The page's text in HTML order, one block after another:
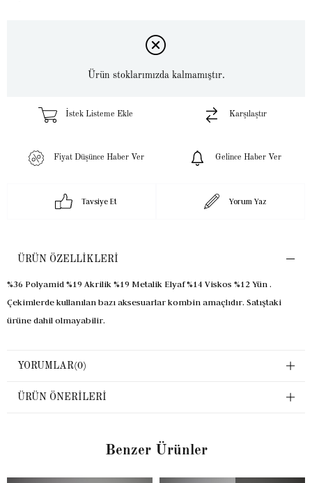
Ürün stoklarımızda kalmamıştır.
İstek Listeme Ekle Karşılaştır
Fiyat Düşünce Haber Ver Gelince Haber Ver
Tavsiye Et Yorum Yaz
ÜRÜN ÖZELLIKLERI
%36 Polyamid %19 Akrilik %19 Metalik Elyaf %14 Viskos %12 Yün .
Çekimlerde kullanılan bazı aksesuarlar kombin amaçlıdır. Satıştaki
ürüne dahil olmayabilir.
YORUMLAR(0)
ÜRÜN ÖNERILERI
Benzer Ürünler